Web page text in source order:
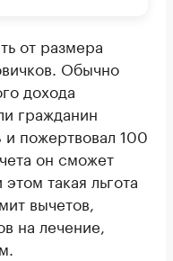
от размера
Обычно
дохода
гражданин
и пожертвовал 100
он сможет
такая льгота
вычетов,
на лечение,